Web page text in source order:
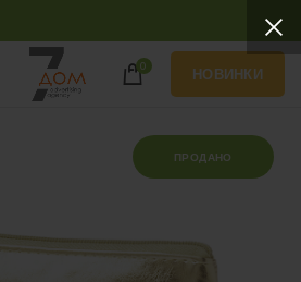
0 НОВИНКИ
ПРОДАНО